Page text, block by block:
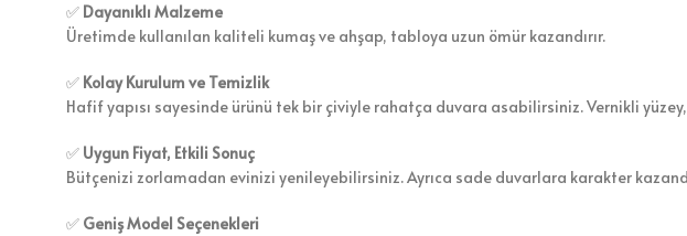
✅ Dayanıklı Malzeme
Üretimde kullanılan kaliteli kumaş ve ahşap, tabloya uzun ömür kazandırır.
✅ Kolay Kurulum ve Temizlik
Hafif yapısı sayesinde ürünü tek bir çiviyle rahatça duvara asabilirsiniz. Vernikli
✅ Uygun Fiyat, Etkili Sonuç
Bütçenizi zorlamadan evinizi yenileyebilirsiniz. Ayrıca sade duvarlara karakter
✅ Geniş Model Seçenekleri